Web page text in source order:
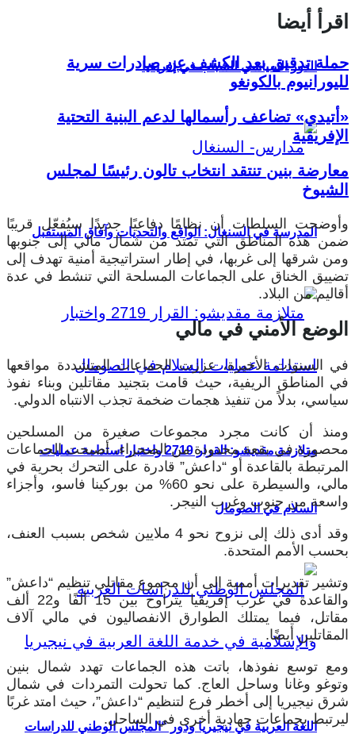
الدور السياسي للشباب في إفريقيا
المدرسة في السنغال: الواقع والتحديات وآفاق المستقبل
متلازمة مقديشو: القرار 2719 واختبار استدامة عمليات
السلام في الصومال
اللغة العربية في نيجيريا ودور “المجلس الوطني للدراسات
اقرأ أيضا
حملة تدقيق بعد الكشف عن صادرات سرية
لليورانيوم بالكونغو
«أتيدي» تضاعف رأسمالها لدعم البنية التحتية
الإفريقية
معارضة بنين تنتقد انتخاب تالون رئيسًا لمجلس
الشيوخ
وأوضحت السلطات أن نظامًا دفاعيًا جديدًا سيُفعّل قريبًا
ضمن هذه المناطق التي تمتد من شمال مالي إلى جنوبها
ومن شرقها إلى غربها، في إطار استراتيجية أمنية تهدف إلى
تضييق الخناق على الجماعات المسلحة التي تنشط في عدة
أقاليم من البلاد.
الوضع الأمني في مالي
في السنوات الأخيرة، عززت الجماعات المتشددة مواقعها
في المناطق الريفية، حيث قامت بتجنيد مقاتلين وبناء نفوذ
سياسي، بدلاً من تنفيذ هجمات ضخمة تجذب الانتباه الدولي.
ومنذ أن كانت مجرد مجموعات صغيرة من المسلحين
محصورة في بقعة محدودة من الصحراء، أصبحت الجماعات
المرتبطة بالقاعدة أو “داعش” قادرة على التحرك بحرية في
مالي، والسيطرة على نحو 60% من بوركينا فاسو، وأجزاء
واسعة من جنوب وغرب النيجر.
وقد أدى ذلك إلى نزوح نحو 4 ملايين شخص بسبب العنف،
بحسب الأمم المتحدة.
وتشير تقديرات أممية إلى أن مجموع مقاتلي تنظيم “داعش”
والقاعدة في غرب إفريقيا يتراوح بين 15 ألفًا و22 ألف
مقاتل، فيما يمتلك الطوارق الانفصاليون في مالي آلاف
المقاتلين أيضًا.
ومع توسع نفوذها، باتت هذه الجماعات تهدد شمال بنين
وتوغو وغانا وساحل العاج. كما تحولت التمردات في شمال
شرق نيجيريا إلى أخطر فرع لتنظيم “داعش”، حيث امتد غربًا
ليرتبط بجماعات جهادية أخرى في الساحل.